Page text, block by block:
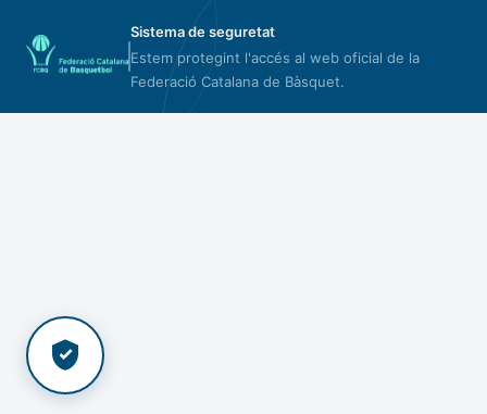
Sistema de seguretat
Estem protegint l'accés al web oficial de la
Federació Catalana de Bàsquet.